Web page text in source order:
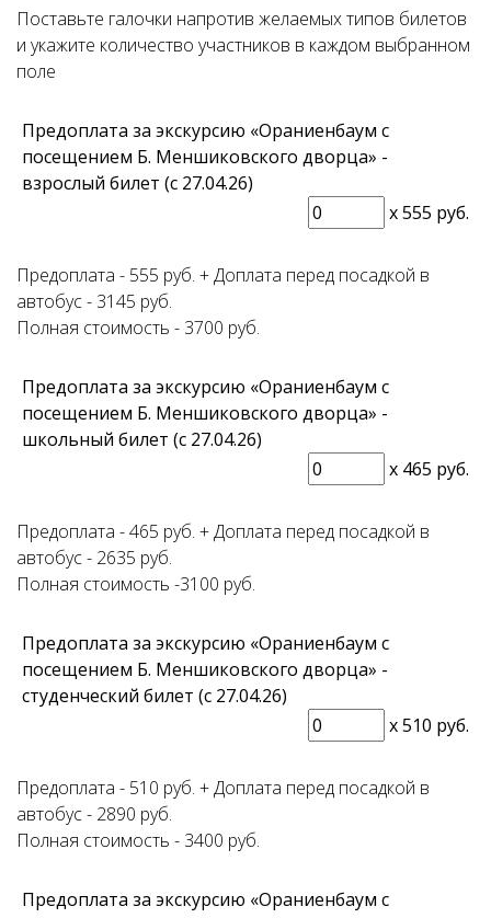
Поставьте галочки напротив желаемых типов билетов
и укажите количество участников в каждом выбранном
поле
Предоплата за экскурсию «Ораниенбаум с
посещением Б. Меншиковского дворца» -
взрослый билет (с 27.04.26)
x555 руб.
Предоплата - 555 руб. + Доплата перед посадкой в
автобус - 3145 руб.
Полная стоимость - 3700 руб.
Предоплата за экскурсию «Ораниенбаум с
посещением Б. Меншиковского дворца» -
школьный билет (с 27.04.26)
x 465 руб.
Предоплата - 465 руб. + Доплата перед посадкой в
автобус - 2635 руб.
Полная стоимость -3100 руб.
Предоплата за экскурсию «Ораниенбаум с
посещением Б. Меншиковского дворца» -
студенческий билет (с 27.04.26)
x510 руб.
Предоплата - 510 руб. + Доплата перед посадкой в
автобус - 2890 руб.
Полная стоимость - 3400 руб.
Предоплата за экскурсию «Ораниенбаум с